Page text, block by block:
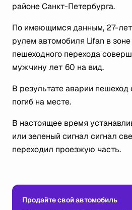
районе Санкт-Петербурга.
По имеющимся данным, 27-
рулем автомобиля Lifan в
пешеходного перехода
мужчину лет 60 на вид.
В результате аварии
погиб на месте.
В настоящее время
или зеленый сигнал сигнал
переходил проезжую часть.
Продайте свой автомобиль